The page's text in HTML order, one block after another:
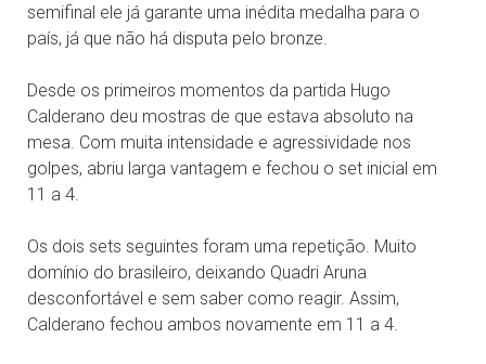
semifinal ele já garante uma inédita medalha para o
país, já que não há disputa pelo bronze.
Desde os primeiros momentos da partida Hugo
Calderano deu mostras de que estava absoluto na
mesa. Com muita intensidade e agressividade nos
golpes, abriu larga vantagem e fechou o set inicial em
11 a 4.
Os dois sets seguintes foram uma repetição. Muito
domínio do brasileiro, deixando Quadri Aruna
desconfortável e sem saber como reagir. Assim,
Calderano fechou ambos novamente em 11 a 4.